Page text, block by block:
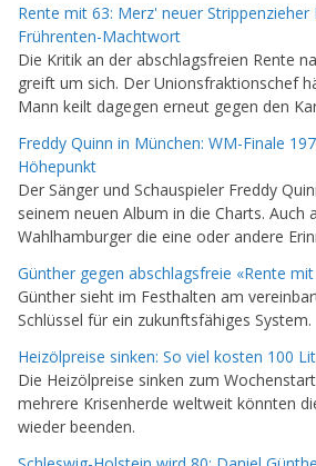
Rente mit 63: Merz' neuer Strippenzieher
Frührenten-Machtwort
Die Kritik an der abschlagsfreien Rente
greift um sich. Der Unionsfraktionschef
Mann keilt dagegen erneut gegen den
Freddy Quinn in München: WM-Finale
Höhepunkt
Der Sänger und Schauspieler Freddy
seinem neuen Album in die Charts. Auch
Wahlhamburger die eine oder andere
Günther gegen abschlagsfreie «Rente
Günther sieht im Festhalten am
Schlüssel für ein zukunftsfähiges System.
Heizölpreise sinken: So viel kosten 100
Die Heizölpreise sinken zum
mehrere Krisenherde weltweit könnten
wieder beenden.